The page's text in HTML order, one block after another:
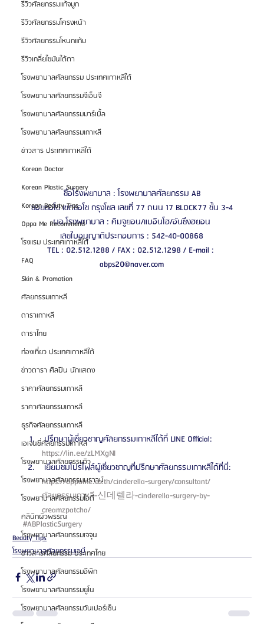
รีวิวศัลยกรรมแก้จมูก
รีวิวศัลยกรรมโครงหน้า
รีวิวศัลยกรรมโหนกแก้ม
รีวิวเกลี่ยไขมันใต้ตา
โรงพยาบาลศัลยกรรม ประเทศเกาหลีใต้
โรงพยาบาลศัลยกรรมจีเอ็นจี
โรงพยาบาลศัลยกรรมมาร์เบิ้ล
โรงพยาบาลศัลยกรรมเกาหลี
ข่าวสาร ประเทศเกาหลีใต้
Korean Doctor
Korean Plastic Surgery
Korean Beauty Tips
Oppa Me Recommend
โรงแรม ประเทศเกาหลีใต้
FAQ
Skin & Promotion
ศัลยกรรมเกาหลี
ดาราเกาหลี
ดาราไทย
ท่องเที่ยว ประเทศเกาหลีใต้
ข่าวดารา ศิลปิน นักแสดง
ราคาศัลยกรรมเกาหลี
ราคาศัลยกรรมเกาหลี
ธุรกิจศัลยกรรมเกาหลี
เอเจนซี่ศัลยกรรมเกาหลี
โรงพยาบาลศัลยกรรมวิว
โรงพยาบาลศัลยกรรมบราวน์
โรงพยาบาลศัลยกรรมไอดี
คลินิกผิวพรรณ
โรงพยาบาลศัลยกรรมเจจุน
ข่าวสารศัลยกรรม ประเทศไทย
โรงพยาบาลศัลยกรรมอีพิก
โรงพยาบาลศัลยกรรมยูโน
โรงพยาบาลศัลยกรรมวันเปอร์เซ็น
ชื่อโรงพยาบาล : โรงพยาบาลศัลยกรรม AB
ซอยซอโช เขตซอโช กรุงโซล เลขที่ 77 ถนน 17 BLOCK77 ชั้น 3-4
ผอ.โรงพยาบาล : คิมจูยอน/แบอินโฮ/อันซึงฮยอน
เลขใบอนุญาติประกอบการ : 542-40-00868
TEL : 02.512.1288 / FAX : 02.512.1298 / E-mail :
abps20@naver.com
ปรึกษาผู้เชี่ยวชาญศัลยกรรมเกาหลีได้ที่ LINE Official:
https://lin.ee/zLMXgNI
เยี่ยมชมโปรไฟล์ผู้เชี่ยวชาญที่ปรึกษาศัลยกรรมเกาหลีได้ที่นี่:
https://oppame.co.th/cinderella-surgery/consultant/
ศัลยกรรมเกาหลี-신데렐라-cinderella-surgery-by-
creamzpatcha/
#ABPlasticSurgery
Beauty Tips
โรงพยาบาลศัลยกรรมเอบี